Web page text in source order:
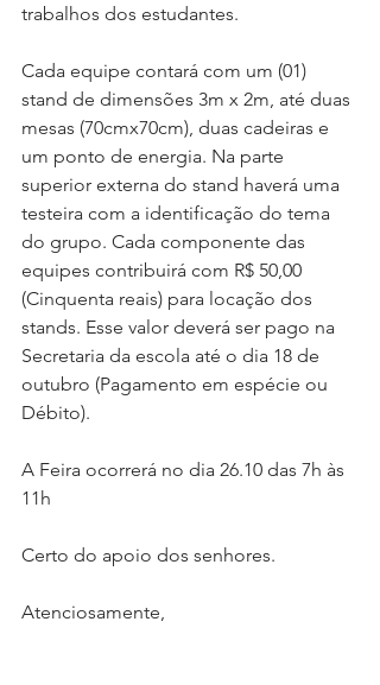
trabalhos dos estudantes.
Cada equipe contará com um (01)
stand de dimensões 3m x 2m, até duas
mesas (70cmx70cm), duas cadeiras e
um ponto de energia. Na parte
superior externa do stand haverá uma
testeira com a identificação do tema
do grupo. Cada componente das
equipes contribuirá com R$ 50,00
(Cinquenta reais) para locação dos
stands. Esse valor deverá ser pago na
Secretaria da escola até o dia 18 de
outubro (Pagamento em espécie ou
Débito).
A Feira ocorrerá no dia 26.10 das 7h às
11h
Certo do apoio dos senhores.
Atenciosamente,